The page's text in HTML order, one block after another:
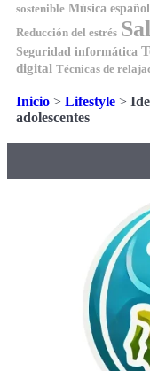
sostenible Música
Reducción del estrés
Seguridad informática
digital Técnicas de
Inicio > Lifestyle >
adolescentes